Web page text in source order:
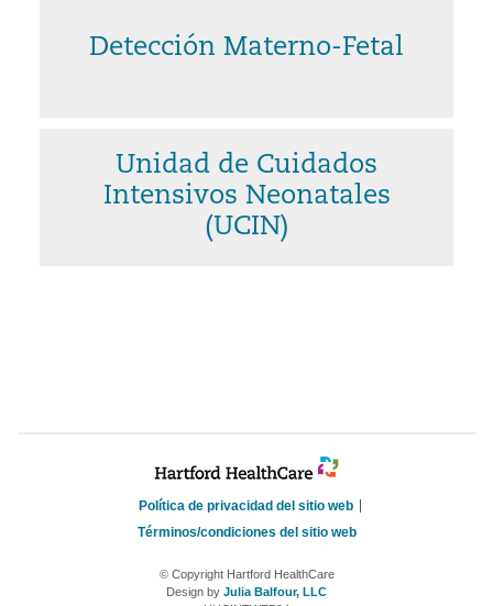
Detección Materno-Fetal
Unidad de Cuidados
Intensivos Neonatales
(UCIN)
Política de privacidad del sitio web
Términos/condiciones del sitio web
© Copyright Hartford HealthCare
Design by Julia Balfour, LLC